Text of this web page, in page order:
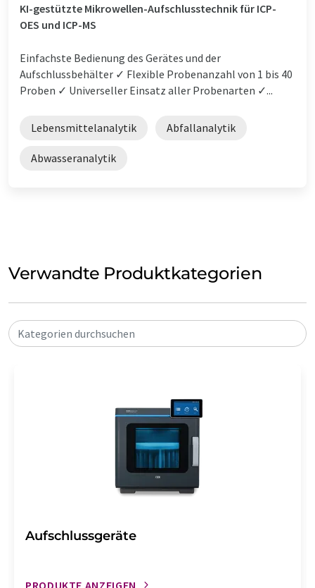
KI-gestützte Mikrowellen-Aufschlusstechnik für ICP-
OES und ICP-MS
Einfachste Bedienung des Gerätes und der
Aufschlussbehälter ✓ Flexible Probenanzahl von 1 bis 40
Proben ✓ Universeller Einsatz aller Probenarten ✓...
Lebensmittelanalytik Abfallanalytik
Abwasseranalytik
Verwandte Produktkategorien
Kategorien durchsuchen
Aufschlussgeräte
PRODUKTE ANZEIGEN